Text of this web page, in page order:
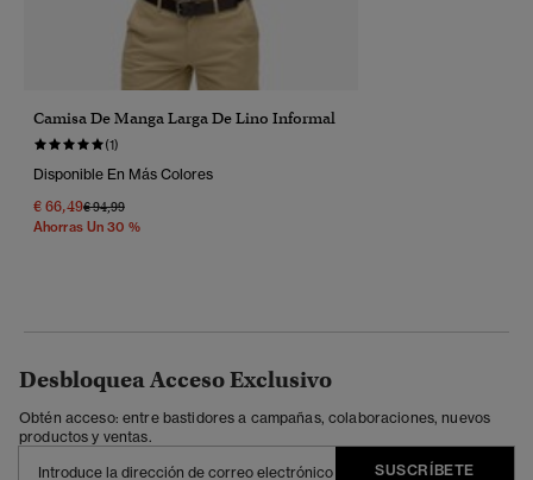
Camisa De Manga Larga De Lino Informal
(1)
Disponible En Más Colores
€ 66,49Precio Rebajado De
€ 94,99A
Ahorras Un 30 %
Desbloquea Acceso Exclusivo
Obtén acceso: entre bastidores a campañas, colaboraciones, nuevos
productos y ventas.
SUSCRÍBETE